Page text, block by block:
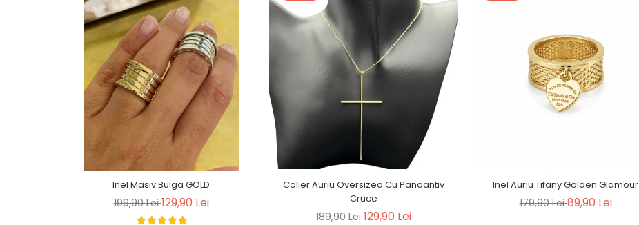
Inel Masiv Bulga GOLD
199,90 Lei129,90 Lei
Colier Auriu Oversized Cu Pandantiv
Cruce
189,90 Lei129,90 Lei
Inel Auriu Tifany Golden Glamour
179,90 Lei89,90 Lei